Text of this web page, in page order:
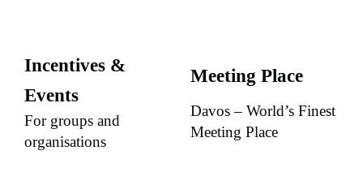
Incentives &
Events
For groups and
organisations
Meeting Place
Davos – World’s Finest
Meeting Place